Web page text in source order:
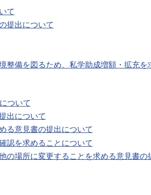
て
提出について
整備を図るため、私学助成増額・拡充を
ついて
出について
る意見書の提出について
認を求めることについて
の場所に変更することを求める意見書の